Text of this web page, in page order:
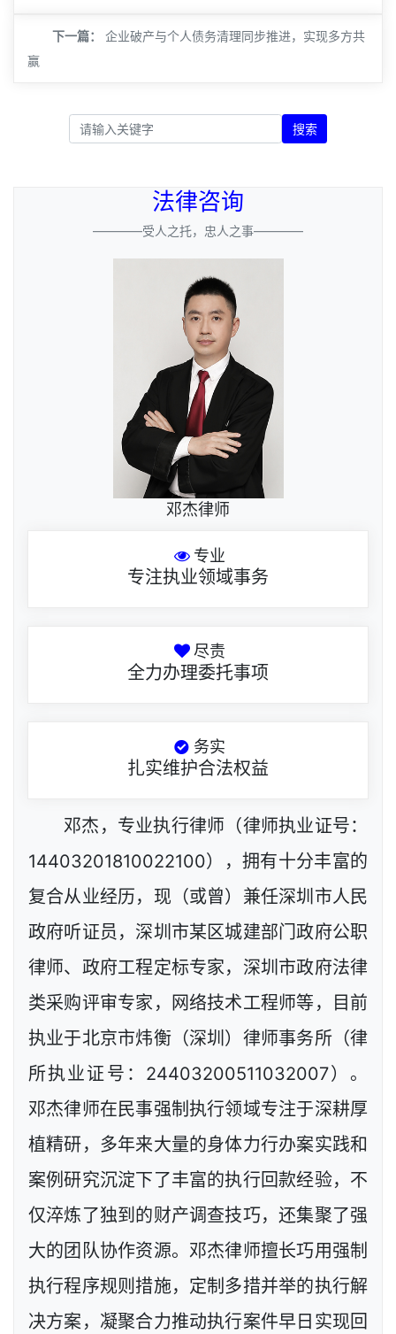
下一篇：
企业破产与个人债务清理同步推进，实现多方共
赢
搜索
法律咨询
————受人之托，忠人之事————
邓杰律师
专业
专注执业领域事务
尽责
全力办理委托事项
务实
扎实维护合法权益
邓杰，专业执行律师（律师执业证号：
14403201810022100），拥有十分丰富的
复合从业经历，现（或曾）兼任深圳市人民
政府听证员，深圳市某区城建部门政府公职
律师、政府工程定标专家，深圳市政府法律
类采购评审专家，网络技术工程师等，目前
执业于北京市炜衡（深圳）律师事务所（律
所执业证号：24403200511032007）。
邓杰律师在民事强制执行领域专注于深耕厚
植精研，多年来大量的身体力行办案实践和
案例研究沉淀下了丰富的执行回款经验，不
仅淬炼了独到的财产调查技巧，还集聚了强
大的团队协作资源。邓杰律师擅长巧用强制
执行程序规则措施，定制多措并举的执行解
决方案，凝聚合力推动执行案件早日实现回